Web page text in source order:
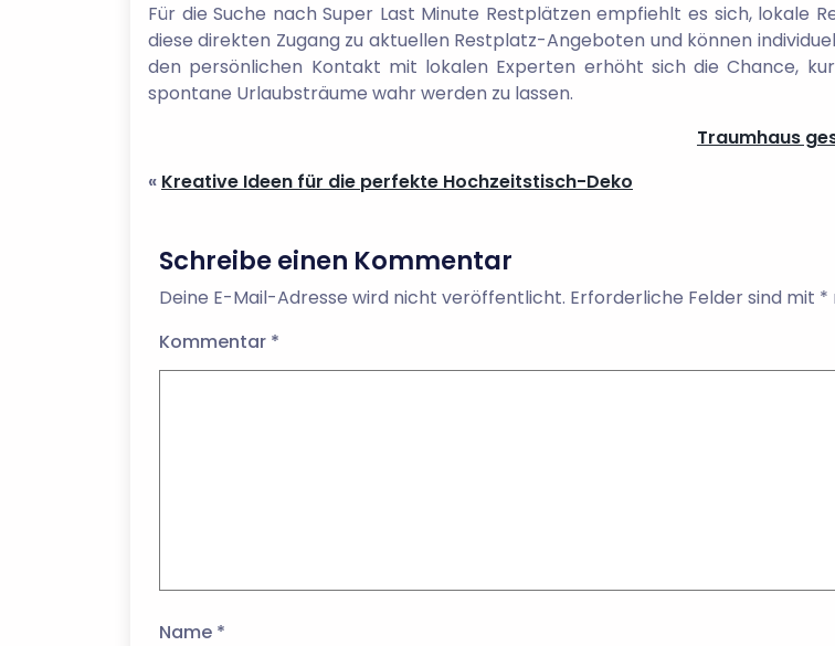
Für die Suche nach Super Last Minute Restplätzen empfiehlt es sich, lokale
diese direkten Zugang zu aktuellen Restplatz-Angeboten und können
den persönlichen Kontakt mit lokalen Experten erhöht sich die Chance,
spontane Urlaubsträume wahr werden zu lassen.
Traumhaus
« Kreative Ideen für die perfekte Hochzeitstisch-Deko
Schreibe einen Kommentar
Deine E-Mail-Adresse wird nicht veröffentlicht. Erforderliche Felder sind mit *
Kommentar *
Name *